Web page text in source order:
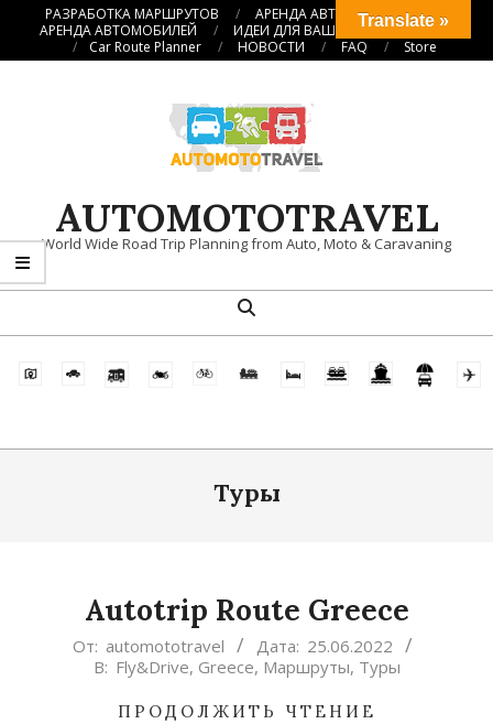
ПерейтиРАЗРАБОТКА МАРШРУТОВ
АРЕНДА АВТОКЕМПЕРОВ
АРЕНДА АВТОМОБИЛЕЙ
ИДЕИ ДЛЯ ВАШИХ ПУТЕШЕСТВИЙ
Car Route Planner
НОВОСТИ FAQ Store
AUTOMOTOTRAVEL
World Wide Road Trip Planning from Auto, Moto & Caravaning
навигационное
Поиск
Туры
Autotrip Route Greece
2022-
От: automototravel Дата: 25.06.2022
В: Fly&Drive, Greece, Маршруты, Туры
ПРОДОЛЖИТЬ ЧТЕНИЕ
Translate »